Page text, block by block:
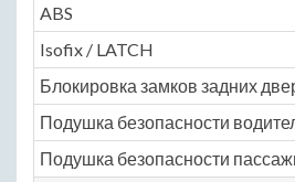
ABS
Isofix / LATCH
Блокировка замков задних
Подушка безопасности
Подушка безопасности